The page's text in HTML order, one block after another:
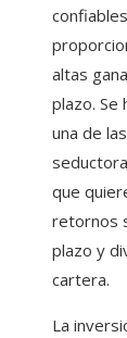
altas
plazo. Se
una de
que
retornos
plazo y
cartera.
La